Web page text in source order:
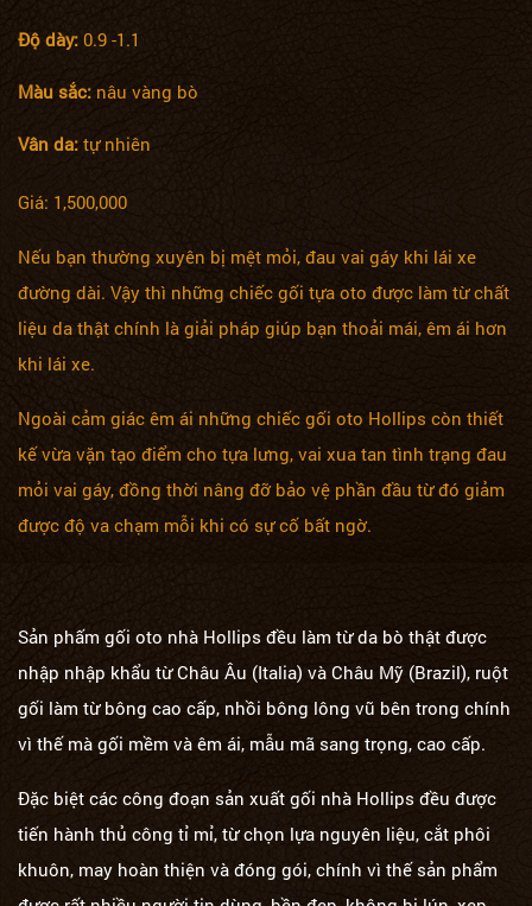
Độ dày: 0.9 -1.1
Màu sắc: nâu vàng bò
Vân da: tự nhiên
Giá: 1,500,000
Nếu bạn thường xuyên bị mệt mỏi, đau vai gáy khi lái xe
đường dài. Vậy thì những chiếc gối tựa oto được làm từ chất
liệu da thật chính là giải pháp giúp bạn thoải mái, êm ái hơn
khi lái xe.
Ngoài cảm giác êm ái những chiếc gối oto Hollips còn thiết
kế vừa vặn tạo điểm cho tựa lưng, vai xua tan tình trạng đau
mỏi vai gáy, đồng thời nâng đỡ bảo vệ phần đầu từ đó giảm
được độ va chạm mỗi khi có sự cố bất ngờ.
Sản phấm gối oto nhà Hollips đều làm từ da bò thật được
nhập nhập khẩu từ Châu Âu (Italia) và Châu Mỹ (Brazil), ruột
gối làm từ bông cao cấp, nhồi bông lông vũ bên trong chính
vì thế mà gối mềm và êm ái, mẫu mã sang trọng, cao cấp.
Đặc biệt các công đoạn sản xuất gối nhà Hollips đều được
tiến hành thủ công tỉ mỉ, từ chọn lựa nguyên liệu, cắt phôi
khuôn, may hoàn thiện và đóng gói, chính vì thế sản phẩm